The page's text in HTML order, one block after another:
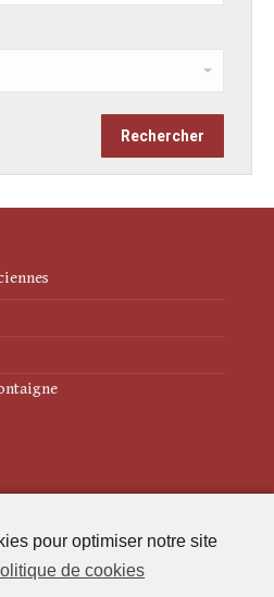
pour optimiser notre site
de cookies